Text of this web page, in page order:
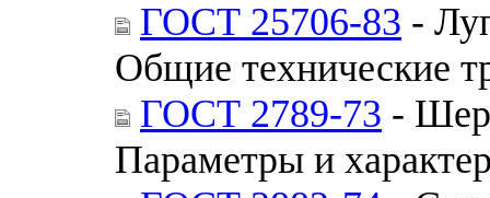
ГОСТ 25706-83 -
Общие технические
ГОСТ 2789-73 -
Параметры и